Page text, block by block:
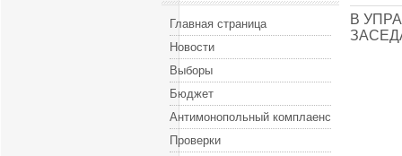
Главная страница
Новости
Выборы
Бюджет
Антимонопольный комплаенс
Проверки
В